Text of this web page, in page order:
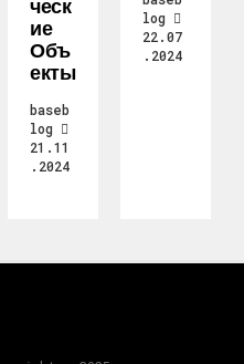
Ческ
Ие
Объ
Екты
baseb
log
21.11
.2024
log
22.07
.2024